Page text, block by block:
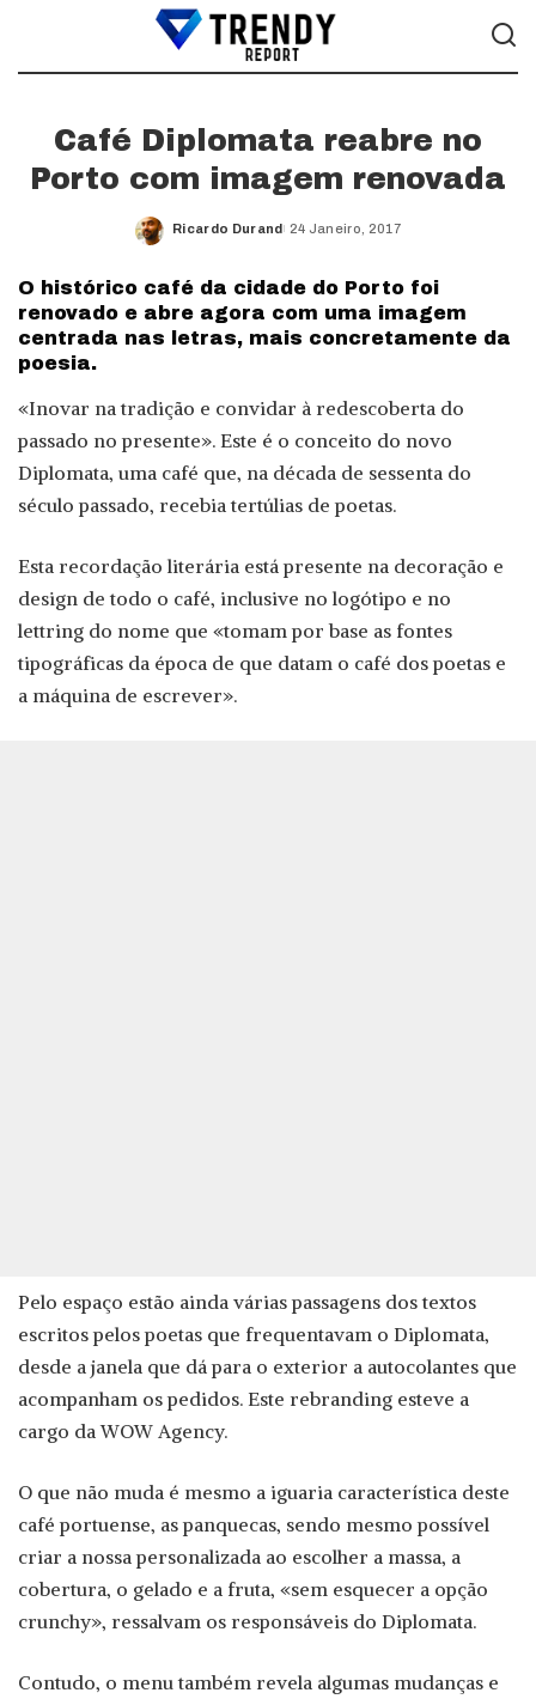
Café Diplomata reabre no
Porto com imagem renovada
Posted
Ricardo Durand 24 Janeiro, 2017
O histórico café da cidade do Porto foi
renovado e abre agora com uma imagem
centrada nas letras, mais concretamente da
poesia.
«Inovar na tradição e convidar à redescoberta do
passado no presente». Este é o conceito do novo
Diplomata, uma café que, na década de sessenta do
século passado, recebia tertúlias de poetas.
Esta recordação literária está presente na decoração e
design de todo o café, inclusive no logótipo e no
lettring do nome que «tomam por base as fontes
tipográficas da época de que datam o café dos poetas e
a máquina de escrever».
Pelo espaço estão ainda várias passagens dos textos
escritos pelos poetas que frequentavam o Diplomata,
desde a janela que dá para o exterior a autocolantes que
acompanham os pedidos. Este rebranding esteve a
cargo da WOW Agency.
O que não muda é mesmo a iguaria característica deste
café portuense, as panquecas, sendo mesmo possível
criar a nossa personalizada ao escolher a massa, a
cobertura, o gelado e a fruta, «sem esquecer a opção
crunchy», ressalvam os responsáveis do Diplomata.
Contudo, o menu também revela algumas mudanças e